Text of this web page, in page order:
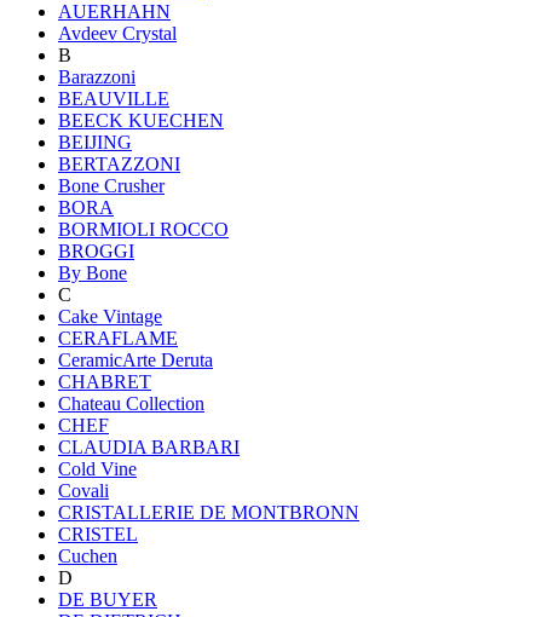
AUERHAHN
Avdeev Crystal
B
Barazzoni
BEAUVILLE
BEECK KUECHEN
BEIJING
BERTAZZONI
Bone Crusher
BORA
BORMIOLI ROCCO
BROGGI
By Bone
C
Cake Vintage
CERAFLAME
CeramicArte Deruta
CHABRET
Chateau Collection
CHEF
CLAUDIA BARBARI
Cold Vine
Covali
CRISTALLERIE DE MONTBRONN
CRISTEL
Cuchen
D
DE BUYER